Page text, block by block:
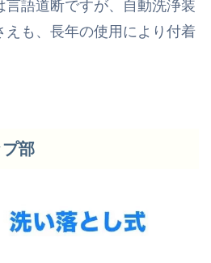
言語道断ですが、自動洗浄装
えも、長年の使用により付着
部